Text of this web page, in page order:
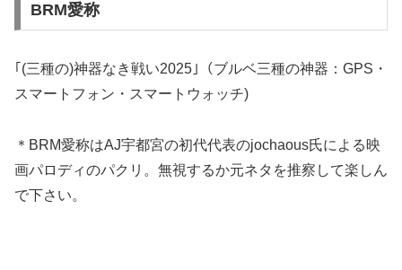
BRM愛称
｢(三種の)神器なき戦い2025｣（ブルベ三種の神器：GPS・
スマートフォン・スマートウォッチ)
＊BRM愛称はAJ宇都宮の初代代表のjochaous氏による映
画パロディのパクリ。無視するか元ネタを推察して楽しん
で下さい。